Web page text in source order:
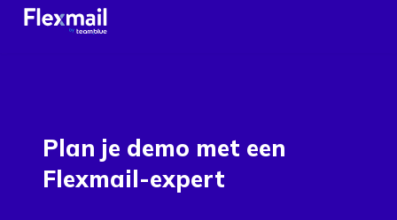
Plan je demo met een
Flexmail-expert